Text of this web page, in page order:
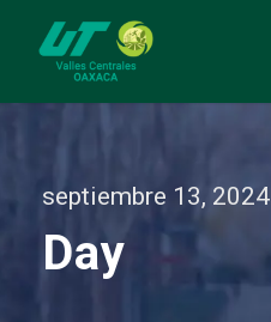
septiembre 13, 2024
Day